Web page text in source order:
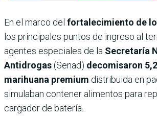
En el marco del fortalecimiento de
los principales puntos de ingreso al
agentes especiales de la Secretaría
Antidrogas(Senad) decomisaron
marihuana premium distribuida en
simulaban contener alimentos para
cargador de batería.